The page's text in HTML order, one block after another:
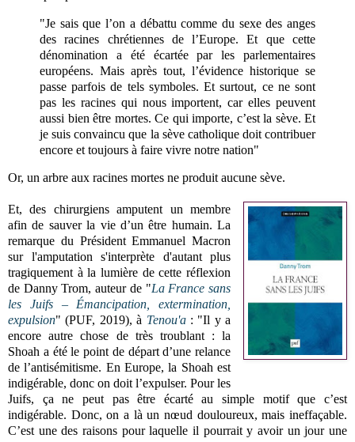
"Je sais que l’on a débattu comme du sexe des anges
des racines chrétiennes de l’Europe. Et que cette
dénomination a été écartée par les parlementaires
européens. Mais après tout, l’évidence historique se
passe parfois de tels symboles. Et surtout, ce ne sont
pas les racines qui nous importent, car elles peuvent
aussi bien être mortes. Ce qui importe, c’est la sève. Et
je suis convaincu que la sève catholique doit contribuer
encore et toujours à faire vivre notre nation"
Or, un arbre aux racines mortes ne produit aucune sève.
Et, des chirurgiens amputent un membre
afin de sauver la vie d’un être humain. La
remarque du Président Emmanuel Macron
sur l'amputation s'interprète d'autant plus
tragiquement à la lumière de cette réflexion
de Danny Trom, auteur de "La France sans
les Juifs – Émancipation, extermination,
expulsion" (PUF, 2019), à Tenou'a: "Il y a
encore autre chose de très troublant : la
Shoah a été le point de départ d’une relance
de l’antisémitisme. En Europe, la Shoah est
indigérable, donc on doit l’expulser. Pour les
Juifs, ça ne peut pas être écarté au simple motif que c’est
indigérable. Donc, on a là un nœud douloureux, mais ineffaçable.
C’est une des raisons pour laquelle il pourrait y avoir un jour une